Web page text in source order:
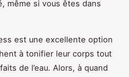
même si vous êtes dans
est une excellente option
à tonifier leur corps tout
de l’eau. Alors, à quand